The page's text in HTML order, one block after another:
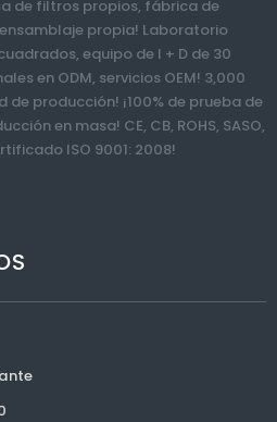
de filtros propios, fábrica de
propia! Laboratorio
equipo de I + D de 30
en ODM, servicios OEM! 3,000
producción! ¡100% de prueba de
en masa! CE, CB, ROHS, SASO,
ISO 9001: 2008!